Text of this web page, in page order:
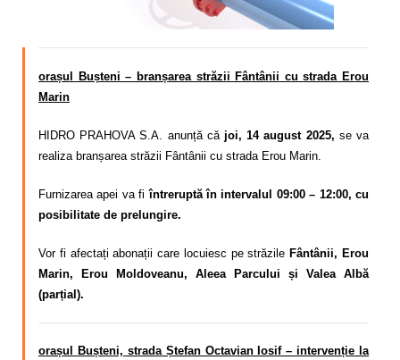
orașul Bușteni – branșarea străzii Fântânii cu strada Erou
Marin
HIDRO PRAHOVA S.A. anunță că joi, 14 august 2025, se va
realiza branșarea străzii Fântânii cu strada Erou Marin.
Furnizarea apei va fiîntreruptă în intervalul 09:00 – 12:00, cu
posibilitate de prelungire.
Vor fi afectați abonații care locuiesc pe străzileFântânii, Erou
Marin, Erou Moldoveanu, Aleea Parcului și Valea Albă
(parțial).
orașul Bușteni, strada Ștefan Octavian Iosif – intervenție la